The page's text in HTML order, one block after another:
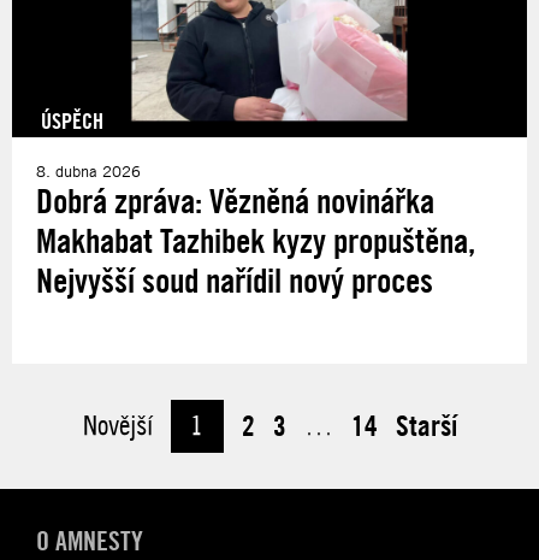
ÚSPĚCH
8. dubna 2026
Dobrá zpráva: Vězněná novinářka
Makhabat Tazhibek kyzy propuštěna,
Nejvyšší soud nařídil nový proces
Novější 1 2 3 … 14 Starší
O AMNESTY